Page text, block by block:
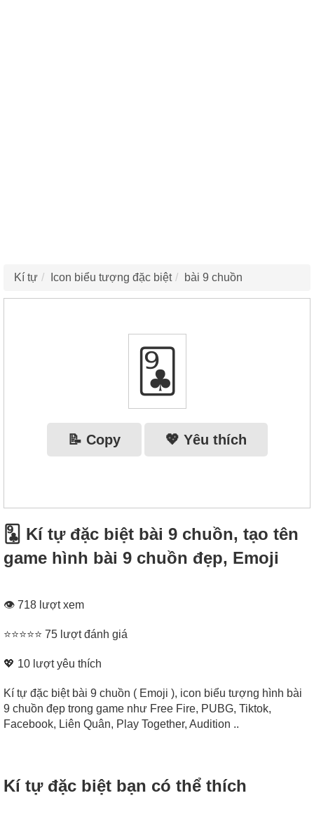
Kí tự Icon biểu tượng đặc biệt bài 9 chuồn
🃙
📝 Copy 💖 Yêu thích
🃙 Kí tự đặc biệt bài 9 chuồn, tạo tên
game hình bài 9 chuồn đẹp, Emoji
👁 718 lượt xem
⭐⭐⭐⭐⭐ 75 lượt đánh giá
💖 10 lượt yêu thích
Kí tự đặc biệt bài 9 chuồn ( Emoji ), icon biểu tượng hình bài
9 chuồn đẹp trong game như Free Fire, PUBG, Tiktok,
Facebook, Liên Quân, Play Together, Audition ..
Kí tự đặc biệt bạn có thể thích